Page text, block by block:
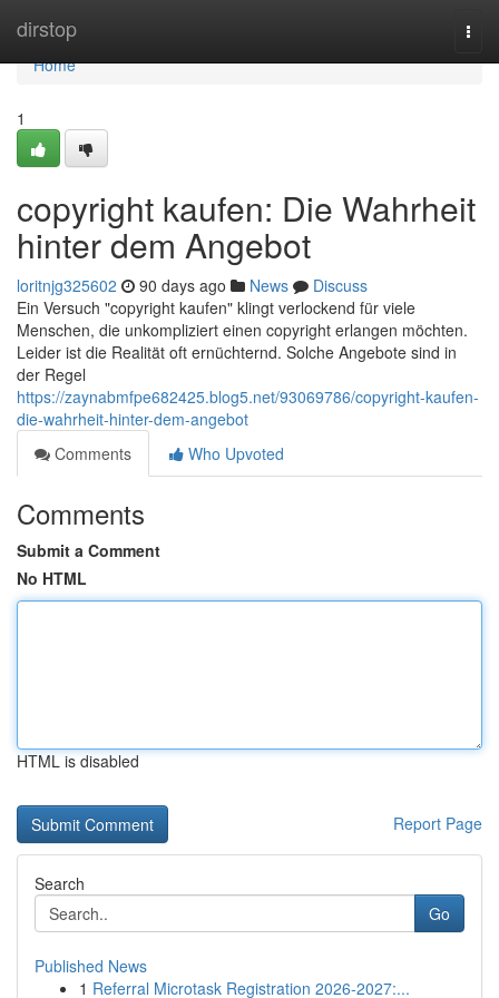
dirstop
Home
Home
1
copyright kaufen: Die Wahrheit
hinter dem Angebot
loritnjg325602 90 days ago News
Discuss
Ein Versuch "copyright kaufen" klingt verlockend für viele
Menschen, die unkompliziert einen copyright erlangen möchten.
Leider ist die Realität oft ernüchternd. Solche Angebote sind in
der Regel
https://zaynabmfpe682425.blog5.net/93069786/copyright-kaufen-
die-wahrheit-hinter-dem-angebot
Comments
Who Upvoted
Comments
Submit a Comment
No HTML
HTML is disabled
Report Page
Search
Go
Published News
1 Referral Microtask Registration 2026-2027:...